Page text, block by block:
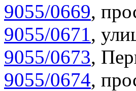
9055/0669,
9055/0671,
9055/0673,
9055/0674,